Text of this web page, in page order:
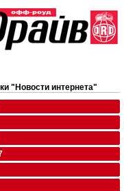
"Новости интернета"